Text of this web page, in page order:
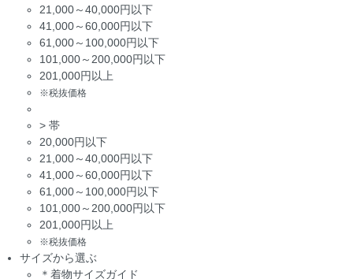
21,000～40,000円以下
41,000～60,000円以下
61,000～100,000円以下
101,000～200,000円以下
201,000円以上
※税抜価格
> 帯
20,000円以下
21,000～40,000円以下
41,000～60,000円以下
61,000～100,000円以下
101,000～200,000円以下
201,000円以上
※税抜価格
サイズから選ぶ
＊着物サイズガイド